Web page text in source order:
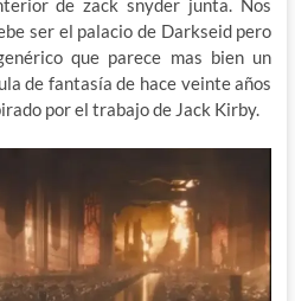
ser el palacio de Darkseid pero
que parece mas bien un
de fantasía de hace veinte años
por el trabajo de Jack Kirby.